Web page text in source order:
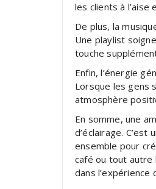
les clients à l’aise
De plus, la
Une playlist
touche
Enfin, l’énergie
Lorsque les gens
atmosphère
En somme, une
d’éclairage.
ensemble pour
café ou tout autre
dans l’expérience